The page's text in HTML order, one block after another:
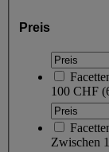
Preis
100 CHF
Zwischen